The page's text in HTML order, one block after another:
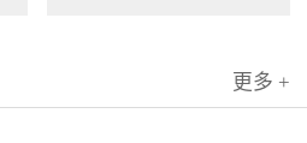
更多 +